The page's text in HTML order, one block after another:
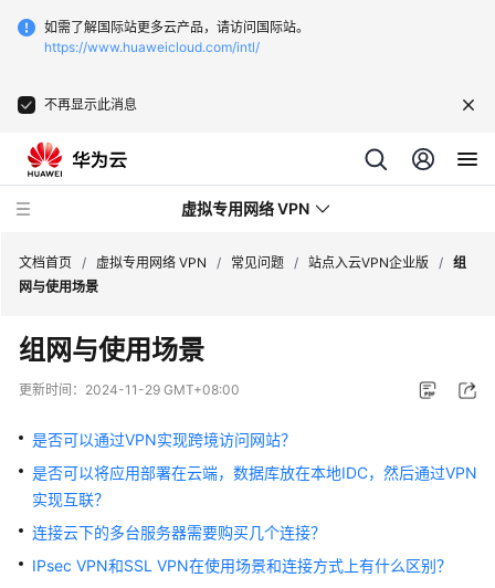
如需了解国际站更多云产品，请访问国际站。
https://www.huaweicloud.com/intl/
不再显示此消息
虚拟专用网络 VPN
新
动
务
公
告
文档首页 / 虚拟专用网络 VPN / 常见问题 / 站点入云VPN企业版 / 组
网与使用场景
组网与使用场景
更新时间： 2024-11-29 GMT+08:00
是否可以通过VPN实现跨境访问网站？
是否可以将应用部署在云端，数据库放在本地IDC，然后通过VPN
实现互联？
连接云下的多台服务器需要购买几个连接？
IPsec VPN和SSL VPN在使用场景和连接方式上有什么区别？